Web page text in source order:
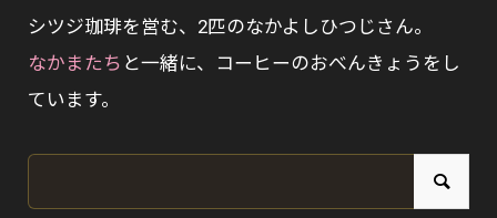
シツジ珈琲を営む、2匹のなかよしひつじさん。
なかまたち と一緒に、コーヒーのおべんきょうをし
ています。